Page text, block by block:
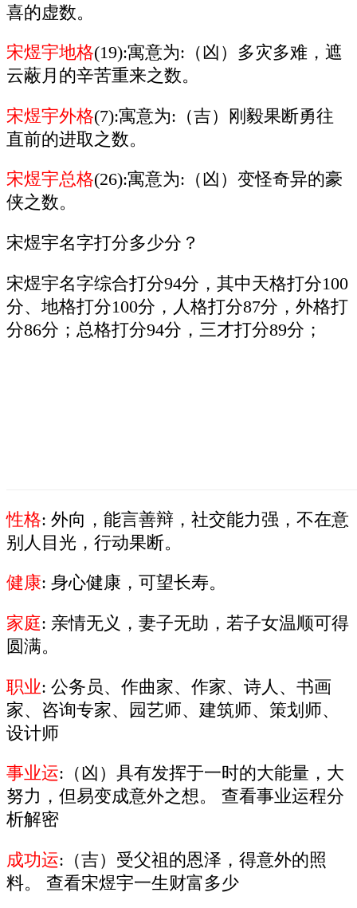
喜的虚数。
宋煜宇地格(19):寓意为:（凶）多灾多难，遮
云蔽月的辛苦重来之数。
宋煜宇外格(7):寓意为:（吉）刚毅果断勇往
直前的进取之数。
宋煜宇总格(26):寓意为:（凶）变怪奇异的豪
侠之数。
宋煜宇名字打分多少分？
宋煜宇名字综合打分94分，其中天格打分100
分、地格打分100分，人格打分87分，外格打
分86分；总格打分94分，三才打分89分；
性格: 外向，能言善辩，社交能力强，不在意
别人目光，行动果断。
健康: 身心健康，可望长寿。
家庭: 亲情无义，妻子无助，若子女温顺可得
圆满。
职业: 公务员、作曲家、作家、诗人、书画
家、咨询专家、园艺师、建筑师、策划师、
设计师
事业运:（凶）具有发挥于一时的大能量，大
努力，但易变成意外之想。 查看事业运程分
析解密
成功运:（吉）受父祖的恩泽，得意外的照
料。 查看宋煜宇一生财富多少